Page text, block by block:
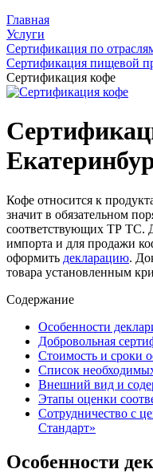
Главная
Услуги
Сертификация по
Сертификация пищевой
Сертификация кофе
Кофе относится к
значит в обязательном
соответствующих ТР ТС.
импорта и для продажи
оформить декларацию.
товара установленным
Содержание
Особенности
Добровольная
Стоимость и сроки
Список
Внешний вид и
Этапы оценки
Сотрудничество с
Стандарт»
Особенности